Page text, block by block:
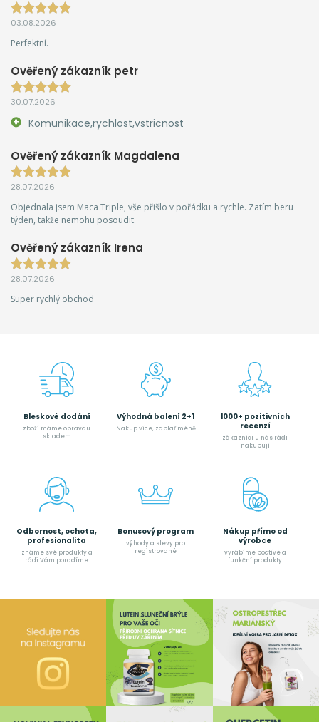
03.08.2026
Perfektní.
Ověřený zákazník petr
30.07.2026
Komunikace,rychlost,vstricnost
Ověřený zákazník Magdalena
28.07.2026
Objednala jsem Maca Triple, vše přišlo v pořádku a rychle. Zatím beru
týden, takže nemohu posoudit.
Ověřený zákazník Irena
28.07.2026
Super rychlý obchod
Bleskové dodání
zboží máme opravdu
skladem
Výhodná balení 2+1
Nakup více, zaplať méně
1000+ pozitivních
recenzí
zákazníci u nás rádi
nakupují
Odbornost, ochota,
profesionalita
známe své produkty a
rádi Vám poradíme
Bonusový program
výhody a slevy pro
registrované
Nákup přímo od
výrobce
vyrábíme poctívé a
funkční produkty